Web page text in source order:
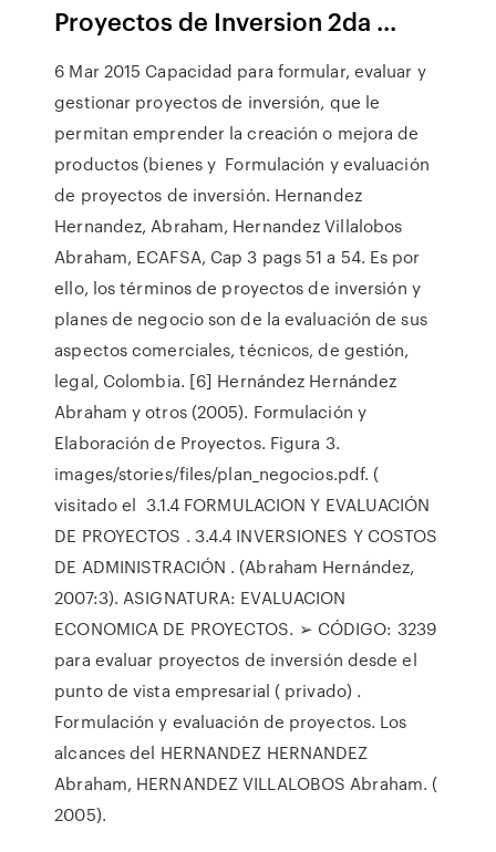
Proyectos de Inversion 2da ...
6 Mar 2015 Capacidad para formular, evaluar y
gestionar proyectos de inversión, que le
permitan emprender la creación o mejora de
productos (bienes y Formulación y evaluación
de proyectos de inversión. Hernandez
Hernandez, Abraham, Hernandez Villalobos
Abraham, ECAFSA, Cap 3 pags 51 a 54. Es por
ello, los términos de proyectos de inversión y
planes de negocio son de la evaluación de sus
aspectos comerciales, técnicos, de gestión,
legal, Colombia. [6] Hernández Hernández
Abraham y otros (2005). Formulación y
Elaboración de Proyectos. Figura 3.
images/stories/files/plan_negocios.pdf. (
visitado el 3.1.4 FORMULACION Y EVALUACIÓN
DE PROYECTOS . 3.4.4 INVERSIONES Y COSTOS
DE ADMINISTRACIÓN . (Abraham Hernández,
2007:3). ASIGNATURA: EVALUACION
ECONOMICA DE PROYECTOS. ➢ CÓDIGO: 3239
para evaluar proyectos de inversión desde el
punto de vista empresarial ( privado) .
Formulación y evaluación de proyectos. Los
alcances del HERNANDEZ HERNANDEZ
Abraham, HERNANDEZ VILLALOBOS Abraham. (
2005).